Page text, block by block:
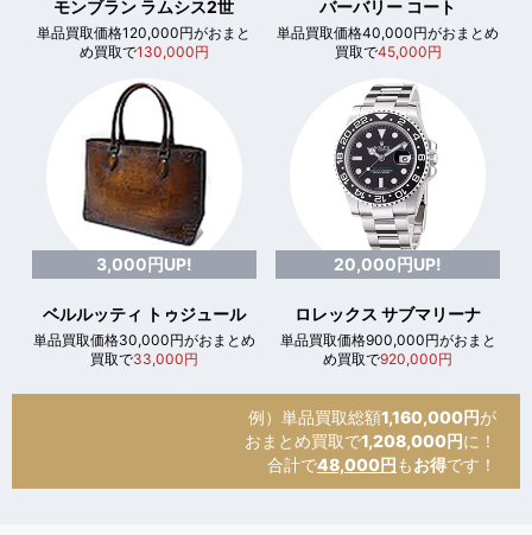
モンブラン ラムシス2世
単品買取価格120,000円がおまと
め買取で130,000円
バーバリー コート
単品買取価格40,000円がおまとめ
買取で45,000円
3,000円UP!
ベルルッティ トゥジュール
単品買取価格30,000円がおまとめ
買取で33,000円
20,000円UP!
ロレックス サブマリーナ
単品買取価格900,000円がおまと
め買取で920,000円
例）単品買取総額1,160,000円が
おまとめ買取で1,208,000円に！
合計で48,000円 もお得です！